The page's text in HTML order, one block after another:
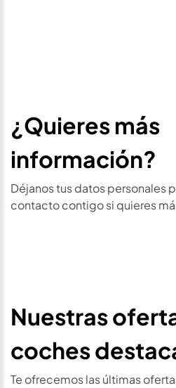
¿Quieres más
información?
Déjanos tus datos personales
contacto contigo si quieres
Nuestras
coches
Te ofrecemos las últimas